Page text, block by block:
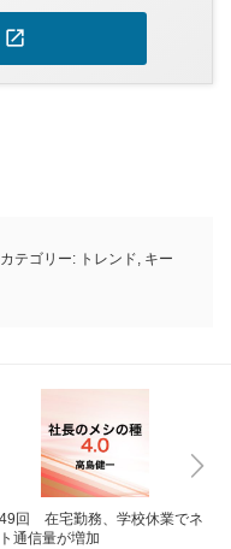
open_in_new
カテゴリー: トレンド, キー
回 在宅勤務、学校休業でネ
通信量が増加